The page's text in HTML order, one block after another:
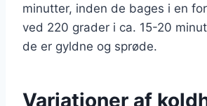
minutter, inden de bages i en
ved 220 grader i ca. 15-20
de er gyldne og sprøde.
Variationer af